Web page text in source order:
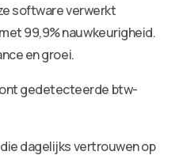
software verwerkt
99,9% nauwkeurigheid.
en groei.
dagelijks vertrouwen op